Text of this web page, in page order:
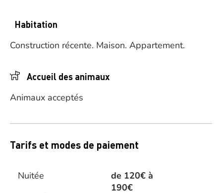
Habitation
Construction récente. Maison. Appartement.
Accueil des animaux
Animaux acceptés
Tarifs et modes de paiement
Nuitée
de 120€ à
190€